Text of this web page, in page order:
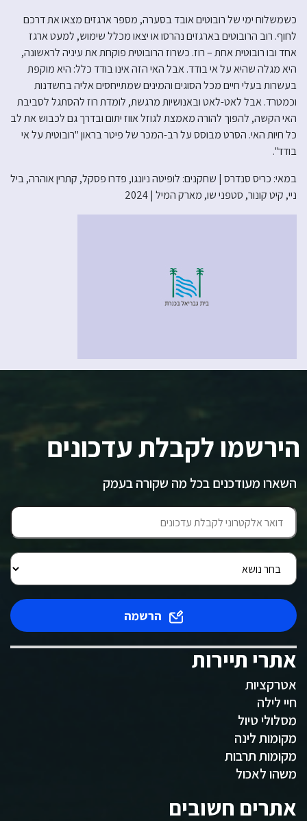
כשמשלוח ימי של רובוטים אובד בסערה, מספר ארגזים מצאו את דרכם
לחוף. רוב הרובוטים בארגזים נהרסו או יצאו מכלל שימוש, למעט ארגז
אחד ובו רובוטית אחת – רוז. כשרוז הרובוטית פוקחת את עיניה לראשונה,
היא מגלה שהיא על אי בודד. אבל האי הזה אינו בודד כלל: היא מוקפת
בעשרות בעלי חיים מכל הסוגים והמינים שמתייחסים אליה בחשדנות
וכמטרד. אבל לאט-לאט ובאנושיות מרגשת, לומדת רוז להסתגל לסביבת
האי הקשה, להפוך להורה מאמצת לגוזל אווז יתום ובדרך גם לכבוש את לב
כל חיות האי. הסרט מבוסס על רב-המכר של פיטר בראון "רובוטית על אי
בודד".
במאי: כריס סנדרס | שחקנים: לופיטה ניונגו, פדרו פסקל, קתרין אוהרה, ביל
ניי, קיט קונור, סטפני שו, מארק המיל | 2024
הירשמו לקבלת עדכונים
השארו מעודכנים בכל מה שקורה בעמק
הרשמה
אתרי תיירות
אטרקציות
חיי לילה
מסלולי טיול
מקומות לינה
מקומות תרבות
משהו לאכול
אתרים חשובים